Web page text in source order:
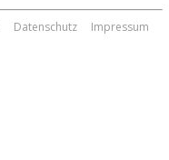
Datenschutz Impressum